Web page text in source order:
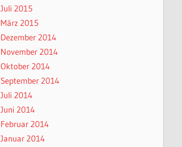
Juli 2015
März 2015
Dezember 2014
November 2014
Oktober 2014
September 2014
Juli 2014
Juni 2014
Februar 2014
Januar 2014